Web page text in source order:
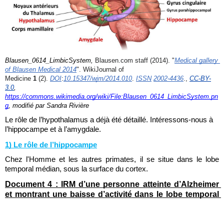
Blausen_0614_LimbicSystem, Blausen.com staff (2014). "Medical gallery
of Blausen Medical 2014". WikiJournal of
Medicine 1 (2). DOI: 10.15347/wjm/2014.010 ISSN 2002-4436
CC-BY-
3.0
https://commons.wikimedia.org/wiki/File:Blausen_0614_LimbicSystem.pn
g , modifié par Sandra Rivière
Le rôle de l’hypothalamus a déjà été détaillé. Intéressons-nous à
l’hippocampe et à l’amygdale.
1) Le rôle de l’hippocampe
Chez l'Homme et les autres primates, il se situe dans le lobe
temporal médian, sous la surface du cortex.
Document 4 : IRM d’une personne atteinte d’Alzheimer
et montrant une baisse d’activité dans le lobe temporal